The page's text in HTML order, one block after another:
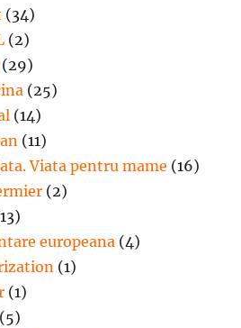
(34)
(2)
(29)
(25)
(14)
(11)
Viata pentru mame (16)
(2)
europeana (4)
(1)
(1)
(5)